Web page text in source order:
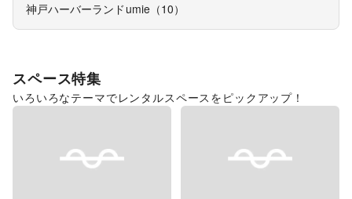
神戸ハーバーランドumie（10）
スペース特集
いろいろなテーマでレンタルスペースをピックアップ！